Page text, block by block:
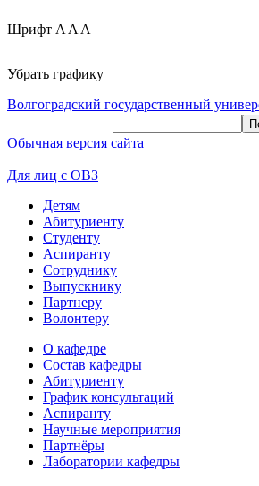
Шрифт A A A
Убрать графику
Волгоградский государственный
Обычная версия сайта
Для лиц с ОВЗ
Детям
Абитуриенту
Студенту
Аспиранту
Сотруднику
Выпускнику
Партнеру
Волонтеру
О кафедре
Состав кафедры
Абитуриенту
График консультаций
Аспиранту
Научные мероприятия
Партнёры
Лаборатории кафедры